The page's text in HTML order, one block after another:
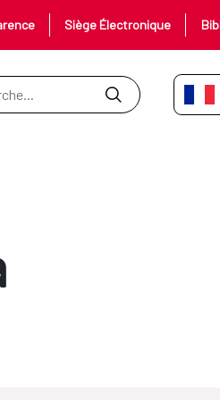
Siège Électronique
recherche